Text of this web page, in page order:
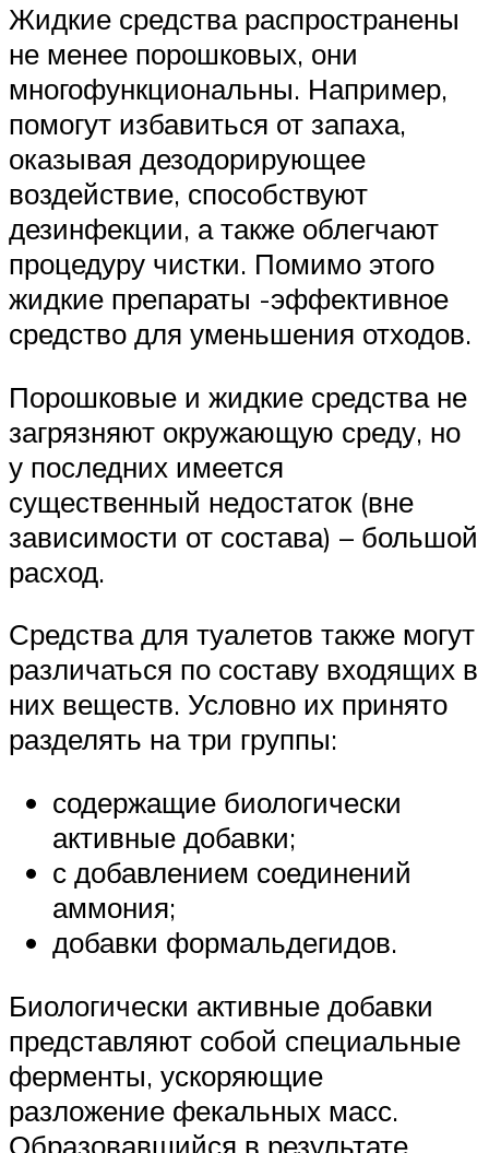
Жидкие средства распространены
не менее порошковых, они
многофункциональны. Например,
помогут избавиться от запаха,
оказывая дезодорирующее
воздействие, способствуют
дезинфекции, а также облегчают
процедуру чистки. Помимо этого
жидкие препараты -эффективное
средство для уменьшения отходов.
Порошковые и жидкие средства не
загрязняют окружающую среду, но
у последних имеется
существенный недостаток (вне
зависимости от состава) – большой
расход.
Средства для туалетов также могут
различаться по составу входящих в
них веществ. Условно их принято
разделять на три группы:
содержащие биологически
активные добавки;
с добавлением соединений
аммония;
добавки формальдегидов.
Биологически активные добавки
представляют собой специальные
ферменты, ускоряющие
разложение фекальных масс.
Образовавшийся в результате